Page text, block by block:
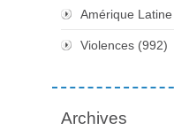
Amérique Latine
Violences (992)
Archives